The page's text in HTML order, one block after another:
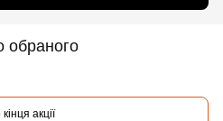
обраного
акції